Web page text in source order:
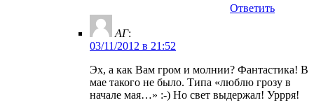
Ответить
АГ:
03/11/2012 в 21:52
Эх, а как Вам гром и молнии? Фантастика! В
мае такого не было. Типа «люблю грозу в
начале мая…» :-) Но свет выдержал! Уррря!